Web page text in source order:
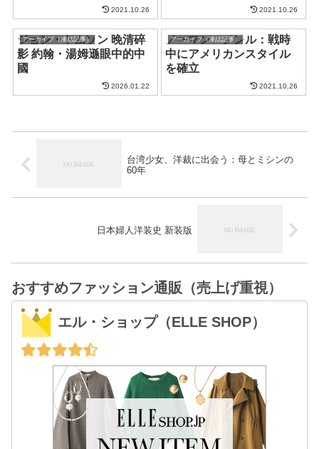
2021.10.26 2021.10.26
アーカイブ（凍結記事）
ジョン・トムソン 晚清碎
影 約翰・湯姆遜眼中的中
國
2026.01.22
アーカイブ（凍結記事）
ノーマン・ノレル：戦時
中にアメリカンスタイル
を確立
2021.10.26
台湾少女、洋裁に出会う：母とミシンの
60年
日本婦人洋装史 新装版
おすすめファッション通販（売上げ重視）
エル・ショップ（ELLE SHOP）